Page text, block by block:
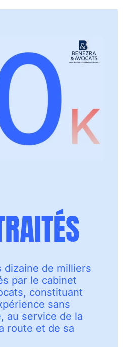
dizaine de milliers
par le cabinet
constituant
sans
au service de la
route et de sa